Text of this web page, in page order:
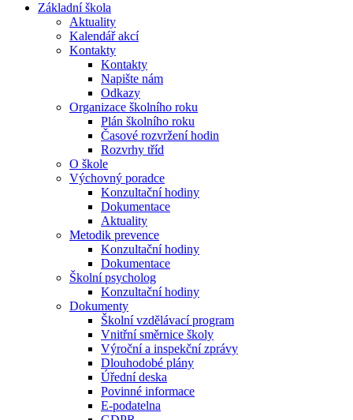
Základní škola
Aktuality
Kalendář akcí
Kontakty
Kontakty
Napište nám
Odkazy
Organizace školního roku
Plán školního roku
Časové rozvržení hodin
Rozvrhy tříd
O škole
Výchovný poradce
Konzultační hodiny
Dokumentace
Aktuality
Metodik prevence
Konzultační hodiny
Dokumentace
Školní psycholog
Konzultační hodiny
Dokumenty
Školní vzdělávací program
Vnitřní směrnice školy
Výroční a inspekční zprávy
Dlouhodobé plány
Úřední deska
Povinné informace
E-podatelna